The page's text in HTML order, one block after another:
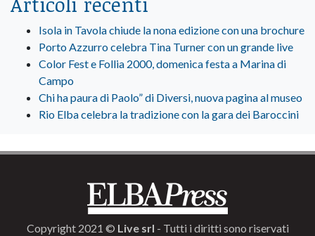
Isola in Tavola chiude la nona edizione con una brochure
Porto Azzurro celebra Tina Turner con un grande live
Color Fest e Follia 2000, domenica festa a Marina di
Campo
Chi ha paura di Paolo” di Diversi, nuova pagina al museo
Rio Elba celebra la tradizione con la gara dei Baroccini
Copyright 2021 © Live srl - Tutti i diritti sono riservati